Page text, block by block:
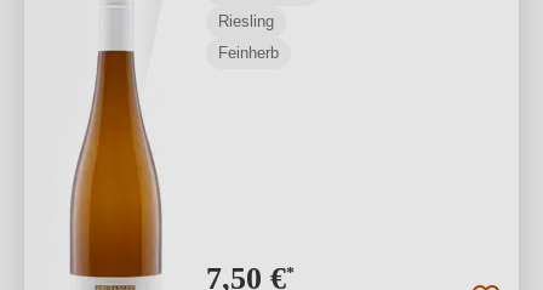
Riesling
Feinherb
7,50 €*